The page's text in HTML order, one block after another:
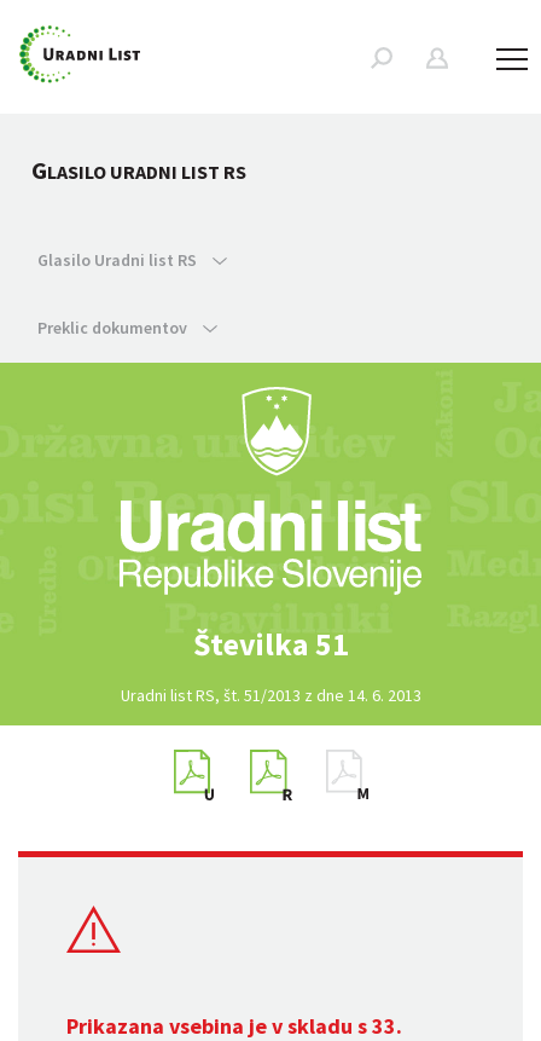
GLASILO URADNI LIST RS
Glasilo Uradni list RS
Preklic dokumentov
Številka 51
Uradni list RS, št. 51/2013 z dne 14. 6. 2013
Prikazana vsebina je v skladu s 33.